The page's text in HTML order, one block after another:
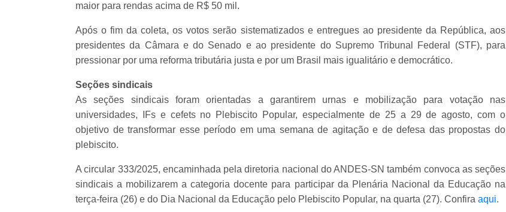
maior para rendas acima de R$ 50 mil.
Após o fim da coleta, os votos serão sistematizados e entregues ao presidente da República, aos
presidentes da Câmara e do Senado e ao presidente do Supremo Tribunal Federal (STF), para
pressionar por uma reforma tributária justa e por um Brasil mais igualitário e democrático.
Seções sindicais
As seções sindicais foram orientadas a garantirem urnas e mobilização para votação nas
universidades, IFs e cefets no Plebiscito Popular, especialmente de 25 a 29 de agosto, com o
objetivo de transformar esse período em uma semana de agitação e de defesa das propostas do
plebiscito.
A circular 333/2025, encaminhada pela diretoria nacional do ANDES-SN também convoca as seções
sindicais a mobilizarem a categoria docente para participar da Plenária Nacional da Educação na
terça-feira (26) e do Dia Nacional da Educação pelo Plebiscito Popular, na quarta (27). Confira aqui.